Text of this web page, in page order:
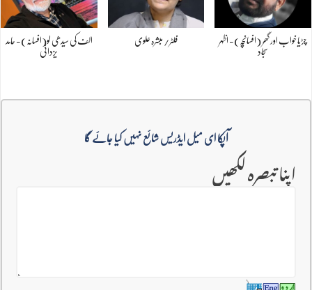
چڑیا خواب اور گھر (افسانچہ)- اظہر
سجاد
فلٹر/ مبشرہ علوی
الف کی سیدھی لو(افسانہ)- حامد
یزدانی
آپکا ای میل ایڈریس شائع نہیں کیا جائے گا
اپنا تبصرہ لکھیں